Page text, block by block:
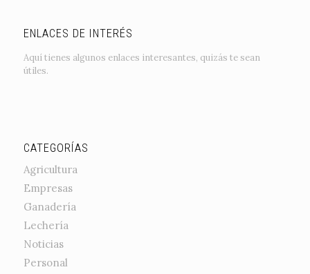
ENLACES DE INTERÉS
Aquí tienes algunos enlaces interesantes, quizás te sean
útiles.
CATEGORÍAS
Agricultura
Empresas
Ganadería
Lechería
Noticias
Personal